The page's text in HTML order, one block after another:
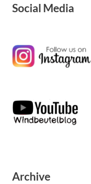
Social Media
Archive